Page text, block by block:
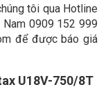
tôi qua Hotline
0909 152 999
để được báo giá
U18V-750/8T